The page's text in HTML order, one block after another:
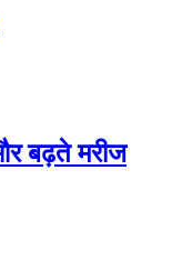
बढ़ते मरीज